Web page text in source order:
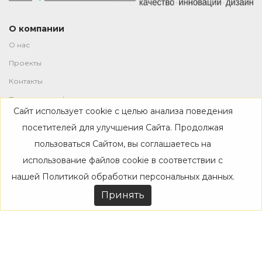
О компании
О нас
Проекты
Контакты
Политика конфиденциальности
Магазин
Каталог
Дизайнерам
Акции
Сайт использует cookie с целью анализа поведения
посетителей для улучшения Сайта. Продолжая
пользоваться Сайтом, вы соглашаетесь на
использование файлов cookie в соответствии с
нашей Политикой обработки персональных данных.
Принять